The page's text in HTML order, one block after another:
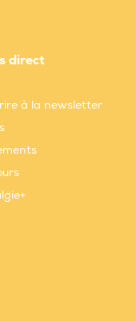
direct
à la newsletter